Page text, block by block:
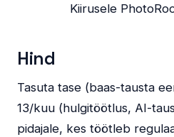
Kiirusele
Hind
Tasuta tase (baas-tausta
13/kuu (hulgitöötlus, AI-
pidajale, kes töötleb